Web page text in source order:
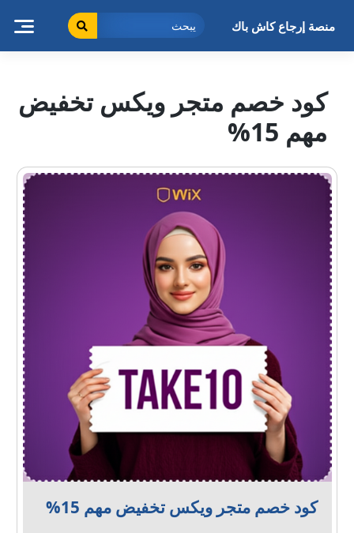
منصة إرجاع كاش باك
كود خصم متجر ويكس تخفيض
مهم 15%
كود خصم متجر ويكس تخفيض مهم 15%